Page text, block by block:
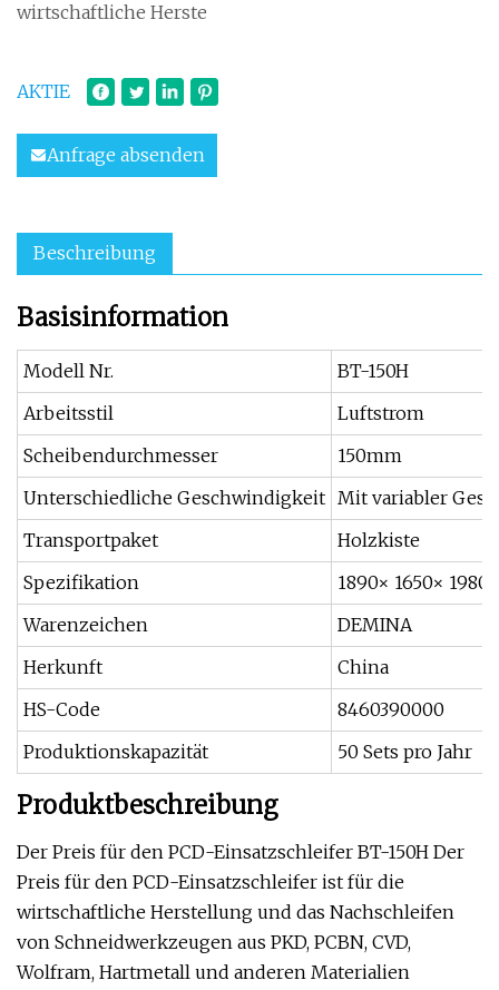
wirtschaftliche Herste
AKTIE
Anfrage absenden
Beschreibung
Basisinformation
Modell Nr.
BT-150H
Arbeitsstil
Luftstrom
Scheibendurchmesser
150mm
Unterschiedliche Geschwindigkeit Mit variabler
Transportpaket
Holzkiste
Spezifikation
1890× 1650×
Warenzeichen
DEMINA
Herkunft
China
HS-Code
8460390000
Produktionskapazität
50 Sets pro Jahr
Produktbeschreibung
Der Preis für den PCD-Einsatzschleifer BT-150H Der
Preis für den PCD-Einsatzschleifer ist für die
wirtschaftliche Herstellung und das Nachschleifen
von Schneidwerkzeugen aus PKD, PCBN, CVD,
Wolfram, Hartmetall und anderen Materialien